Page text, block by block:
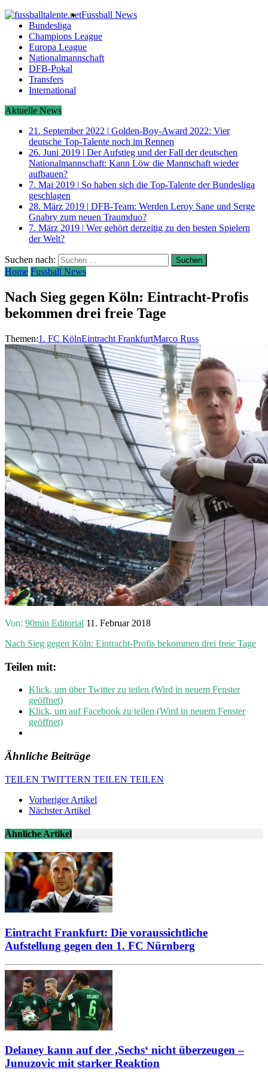
Fussball News
Bundesliga
Champions League
Europa League
Nationalmannschaft
DFB-Pokal
Transfers
International
Aktuelle News
21. September 2022 | Golden-Boy-Award 2022: Vier
deutsche Top-Talente noch im Rennen
26. Juni 2019 | Der Aufstieg und der Fall der deutschen
Nationalmannschaft: Kann Löw die Mannschaft wieder
aufbauen?
7. Mai 2019 | So haben sich die Top-Talente der Bundesliga
geschlagen
28. März 2019 | DFB-Team: Werden Leroy Sane und Serge
Gnabry zum neuen Traumduo?
7. März 2019 | Wer gehört derzeitig zu den besten Spielern
der Welt?
Suchen nach:
Home Fussball News
Nach Sieg gegen Köln: Eintracht-Profis
bekommen drei freie Tage
Themen:1. FC KölnEintracht FrankfurtMarco Russ
Von: 90min Editorial 11. Februar 2018
Nach Sieg gegen Köln: Eintracht-Profis bekommen drei freie Tage
Teilen mit:
Klick, um über Twitter zu teilen (Wird in neuem Fenster
geöffnet)
Klick, um auf Facebook zu teilen (Wird in neuem Fenster
geöffnet)
Ähnliche Beiträge
TEILEN TWITTERN TEILEN TEILEN
Vorheriger Artikel
Nächster Artikel
Ähnliche Artikel
Eintracht Frankfurt: Die voraussichtliche
Aufstellung gegen den 1. FC Nürnberg
Delaney kann auf der ‚Sechs‘ nicht überzeugen –
Junuzovic mit starker Reaktion